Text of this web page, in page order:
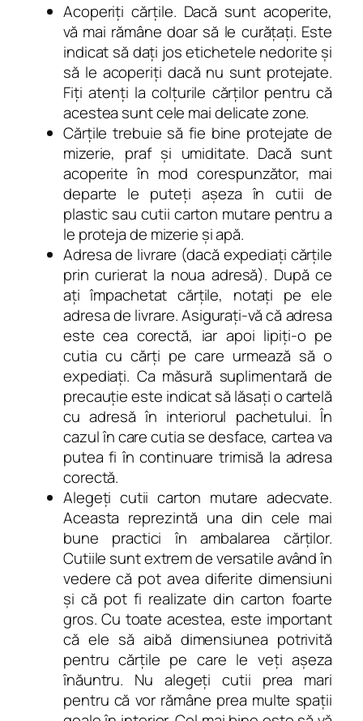
Acoperiți cărțile. Dacă sunt acoperite,
vă mai rămâne doar să le curățați. Este
indicat să dați jos etichetele nedorite și
să le acoperiți dacă nu sunt protejate.
Fiți atenți la colțurile cărților pentru că
acestea sunt cele mai delicate zone.
Cărțile trebuie să fie bine protejate de
mizerie, praf și umiditate. Dacă sunt
acoperite în mod corespunzător, mai
departe le puteți așeza în cutii de
plastic sau cutii carton mutare pentru a
le proteja de mizerie și apă.
Adresa de livrare (dacă expediați cărțile
prin curierat la noua adresă). După ce
ați împachetat cărțile, notați pe ele
adresa de livrare. Asigurați-vă că adresa
este cea corectă, iar apoi lipiți-o pe
cutia cu cărți pe care urmează să o
expediați. Ca măsură suplimentară de
precauție este indicat să lăsați o cartelă
cu adresă în interiorul pachetului. În
cazul în care cutia se desface, cartea va
putea fi în continuare trimisă la adresa
corectă.
Alegeți cutii carton mutare adecvate.
Aceasta reprezintă una din cele mai
bune practici în ambalarea cărților.
Cutiile sunt extrem de versatile având în
vedere că pot avea diferite dimensiuni
și că pot fi realizate din carton foarte
gros. Cu toate acestea, este important
că ele să aibă dimensiunea potrivită
pentru cărțile pe care le veți așeza
înăuntru. Nu alegeți cutii prea mari
pentru că vor rămâne prea multe spații